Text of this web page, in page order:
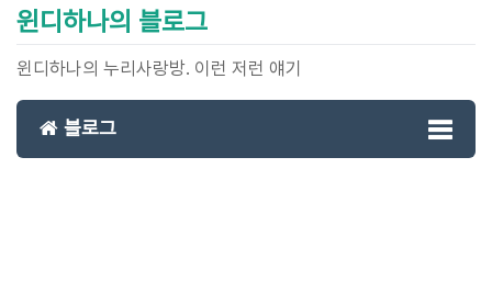
윈디하나의 블로그
윈디하나의 누리사랑방. 이런 저런 얘기
블로그